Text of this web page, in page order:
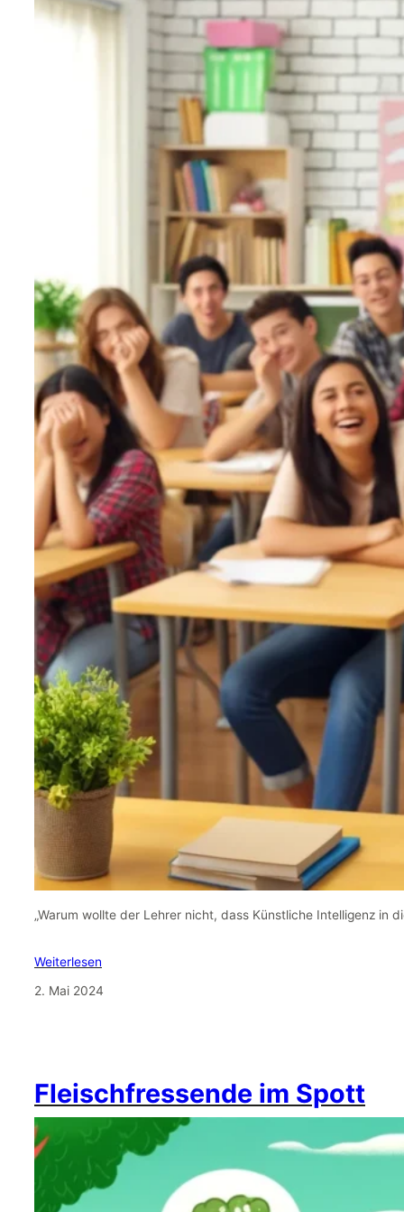
„Warum wollte der Lehrer nicht, dass Künstliche Intelligenz in
Weiterlesen
2. Mai 2024
Fleischfressende im Spott